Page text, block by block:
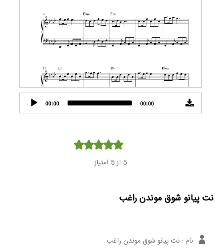
Audio
Player
00:00 00:00
5 از 5 امتیاز
نت پیانو شوق موندن راغب
نام : نت پیانو شوق موندن راغب